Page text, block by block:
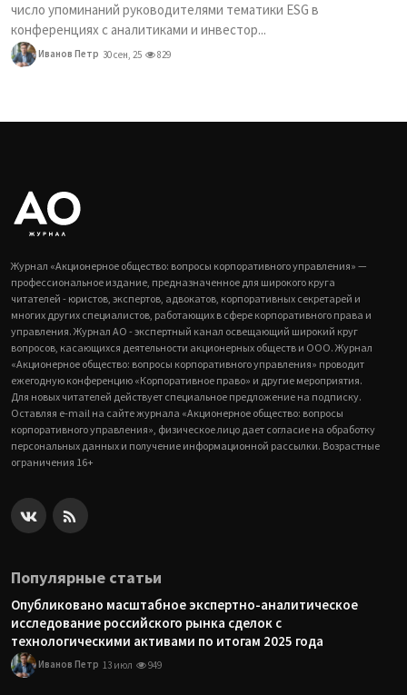
число упоминаний руководителями тематики ESG в
конференциях с аналитиками и инвестор...
Иванов Петр 30 сен, 25 829
Журнал «Акционерное общество: вопросы корпоративного управления» —
профессиональное издание, предназначенное для широкого круга
читателей - юристов, экспертов, адвокатов, корпоративных секретарей и
многих других специалистов, работающих в сфере корпоративного права и
управления. Журнал АО - экспертный канал освещающий широкий круг
вопросов, касающихся деятельности акционерных обществ и ООО. Журнал
«Акционерное общество: вопросы корпоративного управления» проводит
ежегодную конференцию «Корпоративное право» и другие мероприятия.
Для новых читателей действует специальное предложение на подписку.
Оставляя e-mail на сайте журнала «Акционерное общество: вопросы
корпоративного управления», физическое лицо дает согласие на обработку
персональных данных и получение информационной рассылки. Возрастные
ограничения 16+
Популярные статьи
Опубликовано масштабное экспертно-аналитическое
исследование российского рынка сделок с
технологическими активами по итогам 2025 года
Иванов Петр 13 июл 949